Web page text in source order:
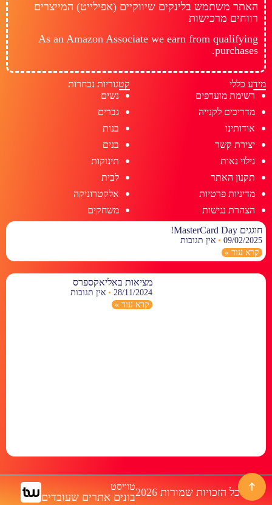
האתר משתמש בלינקים שיווקיים (אפילייט) המייצרים
רווחים מרכישות
As an Amazon Associate we earn from qualifying
purchases.
מידע כללי
רשימת מועדפים
מדריכים לקנייה
אודותינו
יצירת קשר
גילוי נאות
תקנון האתר
מדיניות פרטיות
הצהרת נגישות
קטגוריות נבחרות
נשים
גברים
בנות
בנים
תינוקות
לבית
אלקטרוניקה
משחקים
חוגגים MasterCard Day!
09/02/2025
אין תגובות
קרא עוד »
מציאות באליאקספרס
28/11/2024 אין תגובות
קרא עוד »
© כל הזכויות שמורות 2026 טוויסט
בונים אתרים שעובדים